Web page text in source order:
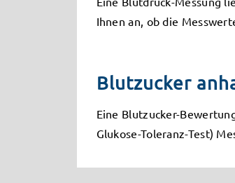
Ihnen an, ob die
Blutzucker
Eine Blutzucker-
Glukose-Toleranz-Test)